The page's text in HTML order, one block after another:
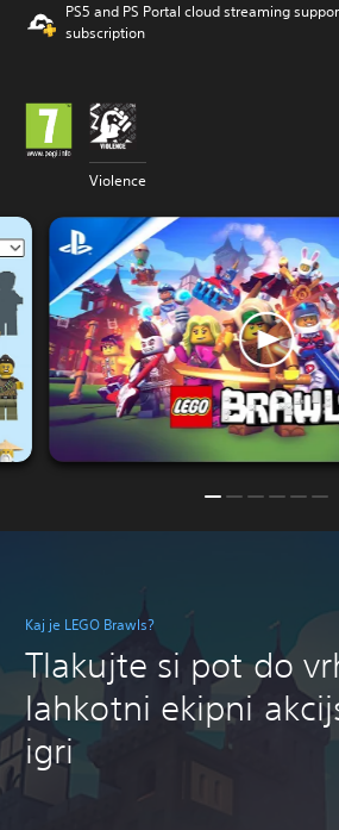
PS5 and PS Portal cloud streaming
subscription
Violence
Kaj je LEGO Brawls?
Tlakujte si pot do
lahkotni ekipni
igri